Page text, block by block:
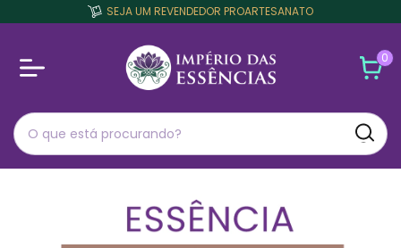
SEJA UM REVENDEDOR PROARTESANATO
0